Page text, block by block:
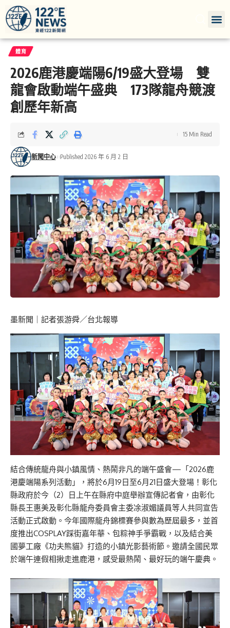
體育
2026鹿港慶端陽6/19盛大登場 雙
龍會啟動端午盛典 173隊龍舟競渡
創歷年新高
新聞中心 Published 2026 年 6 月 2 日
15 Min Read
墨新聞 ｜記者張游舜／台北報導
結合傳統龍舟與小鎮風情、熱鬧非凡的端午盛會—「2026鹿
港慶端陽系列活動」，將於6月19日至6月21日盛大登場！彰化
縣政府於今（2）日上午在縣府中庭舉辦宣傳記者會，由彰化
縣長王惠美及彰化縣龍舟委員會主委凃淑媚議員等人共同宣告
活動正式啟動。今年國際龍舟錦標賽參與數為歷屆最多，並首
度推出COSPLAY踩街嘉年華、包粽神手爭霸戰，以及結合美
國夢工廠《功夫熊貓》打造的小鎮光影藝術節。邀請全國民眾
於端午連假相揪走進鹿港，感受最熱鬧、最好玩的端午慶典。